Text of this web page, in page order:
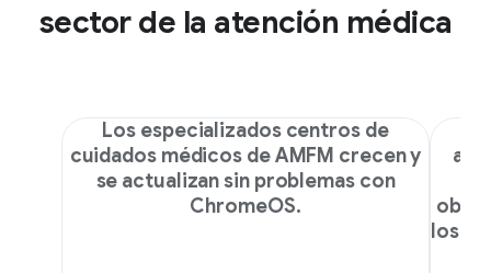
sector de la atención médica
Los especializados centros de
cuidados médicos de AMFM crecen y
se actualizan sin problemas con
ChromeOS.
los